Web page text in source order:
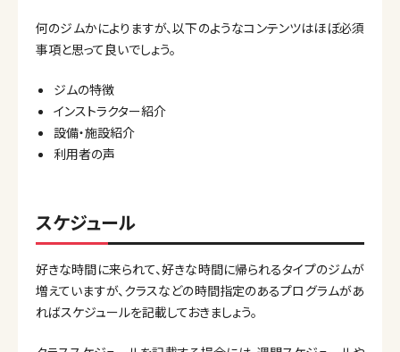
何のジムかによりますが、以下のようなコンテンツはほぼ必須
事項と思って良いでしょう。
ジムの特徴
インストラクター紹介
設備・施設紹介
利用者の声
スケジュール
好きな時間に来られて、好きな時間に帰られるタイプのジムが
増えていますが、クラスなどの時間指定のあるプログラムがあ
ればスケジュールを記載しておきましょう。